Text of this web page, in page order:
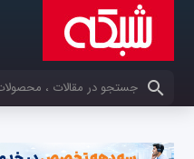
کلمات کلیدی خود را وارد کنید